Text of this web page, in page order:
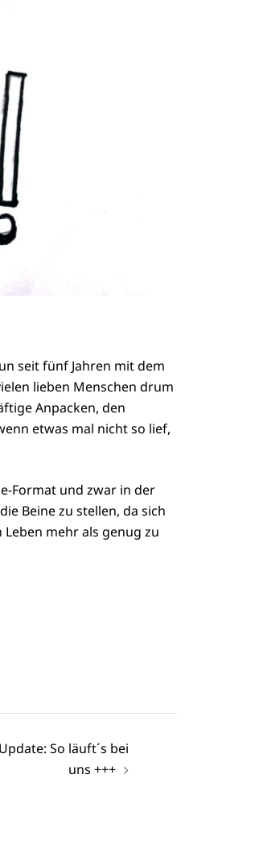
seit fünf Jahren mit dem
lieben Menschen drum
Anpacken, den
etwas mal nicht so lief,
Format und zwar in der
Beine zu stellen, da sich
mehr als genug zu
So läuft´s bei
uns +++